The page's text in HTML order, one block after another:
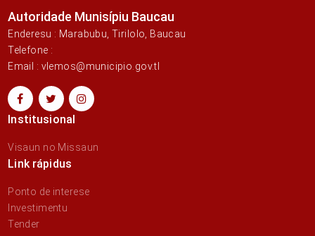
Autoridade Munisípiu Baucau
Enderesu : Marabubu, Tirilolo, Baucau
Telefone :
Email : vlemos@municipio.gov.tl
Institusional
Visaun no Missaun
Link rápidus
Ponto de interese
Investimentu
Tender